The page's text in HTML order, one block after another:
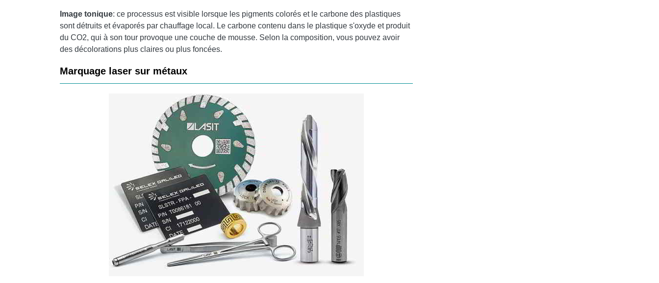
Image tonique: ce processus est visible lorsque les pigments colorés et le carbone des plastiques
sont détruits et évaporés par chauffage local. Le carbone contenu dans le plastique s'oxyde et produit
du CO2, qui à son tour provoque une couche de mousse. Selon la composition, vous pouvez avoir
des décolorations plus claires ou plus foncées.
Marquage laser sur métaux